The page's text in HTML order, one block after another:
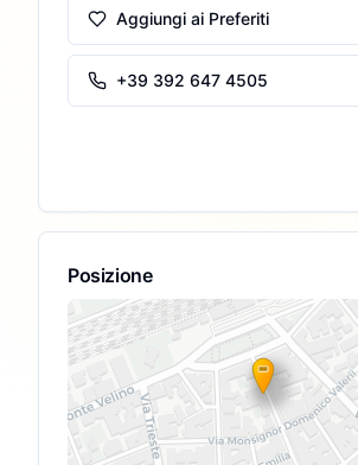
Aggiungi ai Preferiti
+39 392 647 4505
Posizione